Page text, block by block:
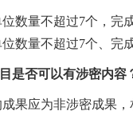
数量不超过7个，完
数量不超过7个、完
是否可以有涉密内容
果应为非涉密成果